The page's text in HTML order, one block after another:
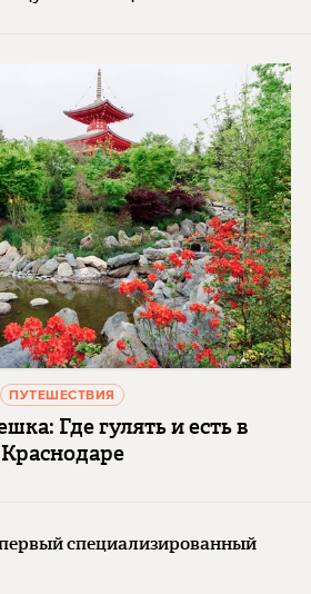
ПУТЕШЕСТВИЯ
Где гулять и есть в
Краснодаре
специализированный